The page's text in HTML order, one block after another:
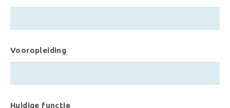
Vooropleiding
Huidige functie